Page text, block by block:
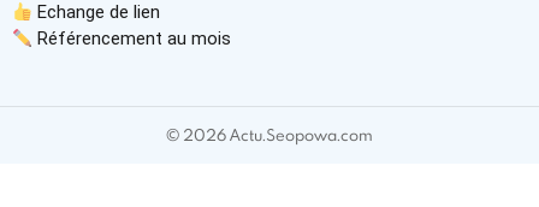
Echange de lien
Référencement au mois
© 2026 Actu.Seopowa.com